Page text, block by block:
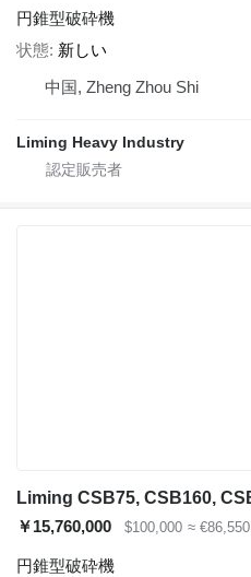
円錐型破砕機
状態 新しい
中国, Zheng Zhou Shi
Liming Heavy Industry
￥15,760,000 $100,000 ≈ €86,550
円錐型破砕機